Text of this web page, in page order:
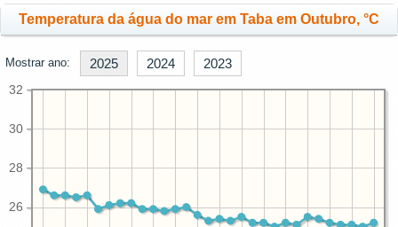
Temperatura da água do mar em Taba em Outubro, °C
Mostrar ano: 2025 2024 2023
26
28
30
32